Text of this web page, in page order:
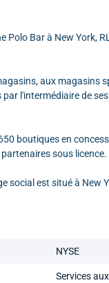
Bar à New York,
aux magasins
l'intermédiaire de
boutiques en
sous licence.
social est situé à New
NYSE
Services